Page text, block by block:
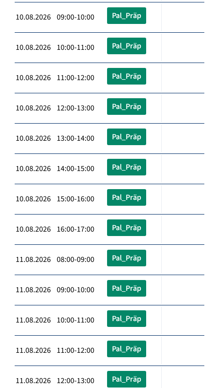
10.08.2026 09:00-10:00 Pal_Präp
10.08.2026 10:00-11:00 Pal_Präp
10.08.2026 11:00-12:00 Pal_Präp
10.08.2026 12:00-13:00 Pal_Präp
10.08.2026 13:00-14:00 Pal_Präp
10.08.2026 14:00-15:00 Pal_Präp
10.08.2026 15:00-16:00 Pal_Präp
10.08.2026 16:00-17:00 Pal_Präp
11.08.2026 08:00-09:00 Pal_Präp
11.08.2026 09:00-10:00 Pal_Präp
11.08.2026 10:00-11:00 Pal_Präp
11.08.2026 11:00-12:00 Pal_Präp
11.08.2026 12:00-13:00 Pal_Präp